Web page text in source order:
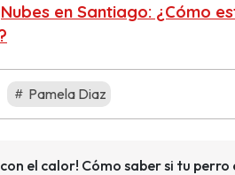
Nubes en Santiago: ¿Cómo
Pamela Diaz
con el calor! Cómo saber si tu